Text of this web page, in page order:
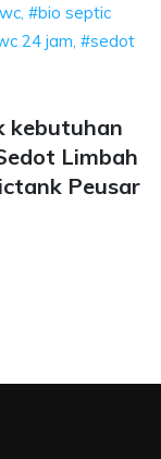
#bio septic
24 jam, #sedot
kebutuhan
Limbah
Peusar